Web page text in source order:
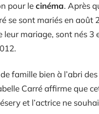
pour lecinéma. Après
se sont mariés en août
leur mariage, sont nés
famille bien à l’abri
Carré affirme que
et l’actrice ne